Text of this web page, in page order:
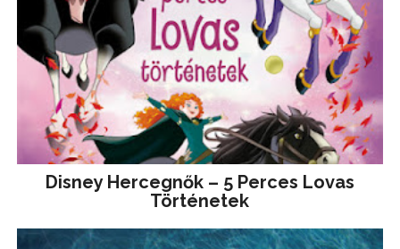
Disney ​Hercegnők – 5 Perces Lovas
Történetek